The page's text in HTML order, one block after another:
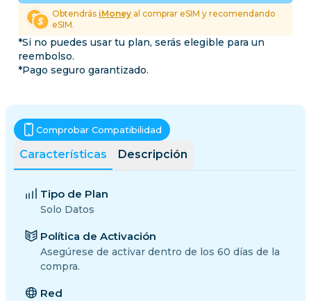
Obtendrás iMoneyal comprar eSIM y recomendando
eSIM.
*Si no puedes usar tu plan, serás elegible para un
reembolso.
*Pago seguro garantizado.
Características Descripción
Comprobar Compatibilidad
Tipo de Plan
Solo Datos
Política de Activación
Asegúrese de activar dentro de los 60 días de la
compra.
Red